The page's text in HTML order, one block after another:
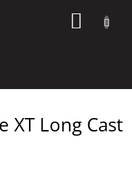
XT Long Cast